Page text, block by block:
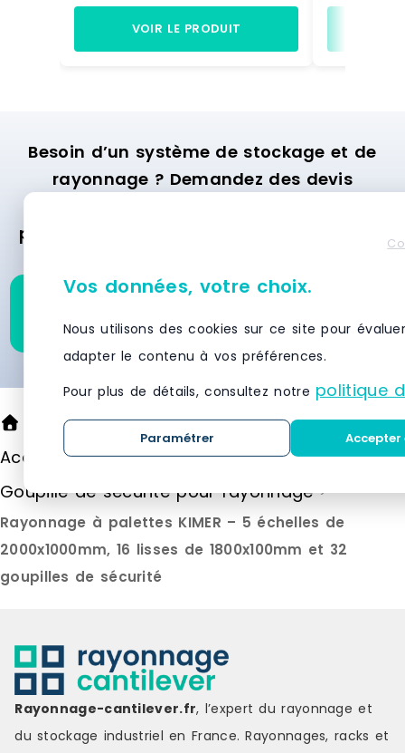
mmProfondeur 700 mmHauteur
400 mmFinition: zinguée Peut être
VOIR LE PRODUIT
mm -
Besoin d’un système de stockage et de
rayonnage ? Demandez des devis
personnalisées des meilleurs fournisseurs
ce produit
Rayonnage cantilever >
Accessoires pour rayonnage >
Goupille de sécurité pour rayonnage >
Rayonnage à palettes KIMER – 5 échelles de
2000x1000mm, 16 lisses de 1800x100mm et 32
goupilles de sécurité
Vos données, votre choix.
Nous utilisons des cookies sur ce site pour
adapter le contenu à vos préférences.
Pour plus de détails, consultez notre politique
Paramétrer
Rayonnage-cantilever.fr, l’expert du rayonnage et
du stockage industriel en France. Rayonnages, racks et